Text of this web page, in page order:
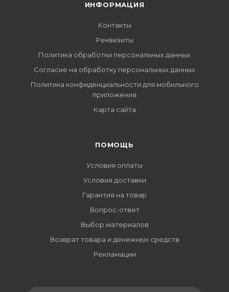
ИНФОРМАЦИЯ
Контакты
Реквизиты
Политика обработки персональных данных
Согласие на обработку персональных данных
Политика конфиденциальности для мобильного
приложения
Карта сайта
ПОМОЩЬ
Условия оплаты
Условия доставки
Гарантия на товар
Вопрос-ответ
Выбор материалов
Возврат товара и денежных средств
Рекламации